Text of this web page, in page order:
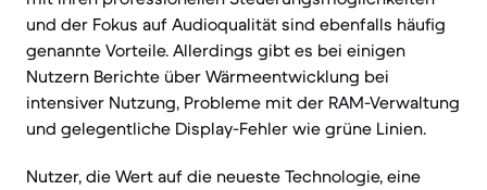
und der Fokus auf Audioqualität sind ebenfalls häufig
genannte Vorteile. Allerdings gibt es bei einigen
Nutzern Berichte über Wärmeentwicklung bei
intensiver Nutzung, Probleme mit der RAM-Verwaltung
und gelegentliche Display-Fehler wie grüne Linien.
Nutzer, die Wert auf die neueste Technologie, eine